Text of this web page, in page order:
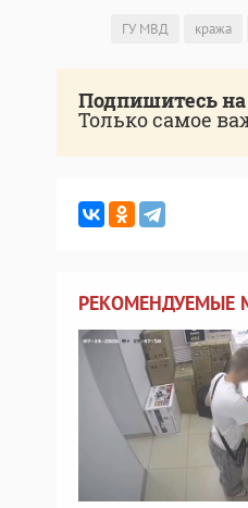
ГУ МВД кража
Подпишитесь
Только самое
РЕКОМЕНДУЕМЫЕ